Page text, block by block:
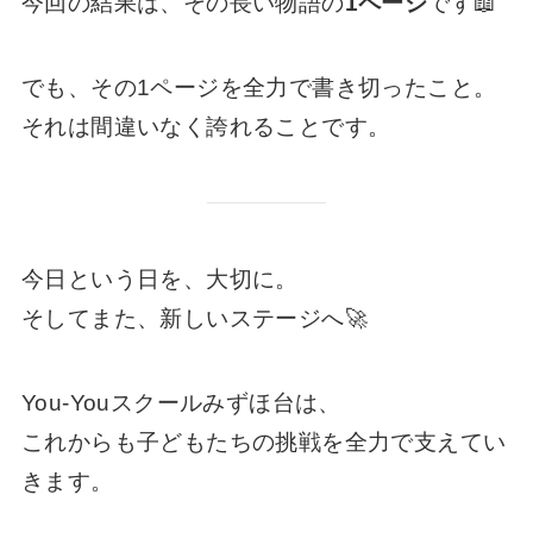
でも、その1ページを全力で書き切ったこと。
それは間違いなく誇れることです。
今日という日を、大切に。
そしてまた、新しいステージへ🚀
You-Youスクールみずほ台は、
これからも子どもたちの挑戦を全力で支えてい
きます。